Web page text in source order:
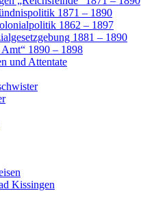
1871 – 1890
1862 – 1897
1881 – 1890
1890 – 1898
und Attentate
Kissingen